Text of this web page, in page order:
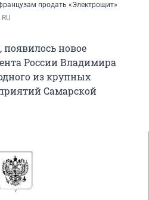
продать «Электрощит»
появилось новое
России Владимира
из крупных
Самарской